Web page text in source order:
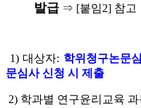
발급 ⇒ [붙임2] 참고
1) 대상자: 학위청구논문
문심사 신청 시 제출
2) 학과별 연구윤리교육